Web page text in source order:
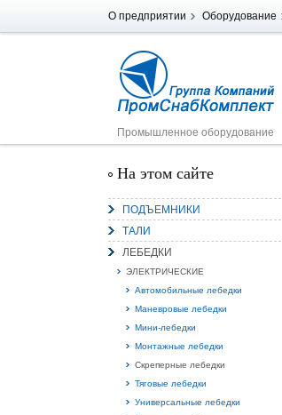
О предприятии Оборудование
Промышленное оборудование
На этом сайте
ПОДЪЕМНИКИ
ТАЛИ
ЛЕБЕДКИ
ЭЛЕКТРИЧЕСКИЕ
Автомобильные лебедки
Маневровые лебедки
Мини-лебедки
Монтажные лебедки
Скреперные лебедки
Тяговые лебедки
Универсальные лебедки